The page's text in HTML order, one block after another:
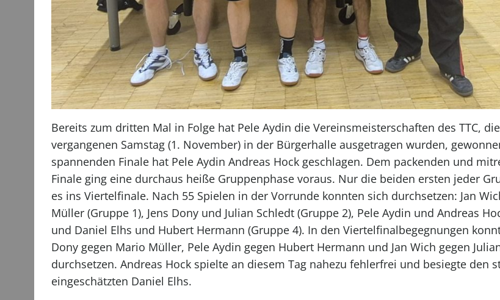
Bereits zum dritten Mal in Folge hat Pele Aydin die Vereinsmeisterschaften des TTC,
vergangenen Samstag (1. November) in der Bürgerhalle ausgetragen wurden,
spannenden Finale hat Pele Aydin Andreas Hock geschlagen. Dem packenden und
Finale ging eine durchaus heiße Gruppenphase voraus. Nur die beiden ersten jeder
es ins Viertelfinale. Nach 55 Spielen in der Vorrunde konnten sich durchsetzen: Jan
Müller (Gruppe 1), Jens Dony und Julian Schledt (Gruppe 2), Pele Aydin und Andreas
und Daniel Elhs und Hubert Hermann (Gruppe 4). In den Viertelfinalbegegnungen
Dony gegen Mario Müller, Pele Aydin gegen Hubert Hermann und Jan Wich gegen
durchsetzen. Andreas Hock spielte an diesem Tag nahezu fehlerfrei und besiegte den
eingeschätzten Daniel Elhs.